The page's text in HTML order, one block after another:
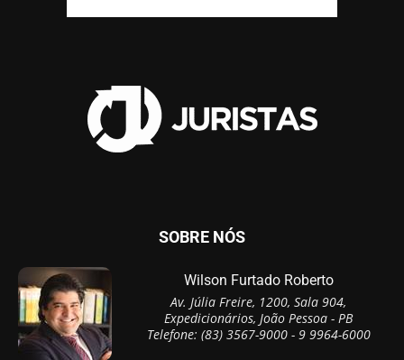
SOBRE NÓS
Wilson Furtado Roberto
Av. Júlia Freire, 1200, Sala 904,
Expedicionários, João Pessoa - PB
Telefone: (83) 3567-9000 - 9 9964-6000